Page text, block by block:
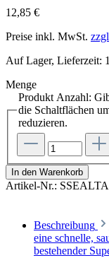
12,85 €
Preise inkl. MwSt.
Auf Lager, Lieferzeit:
Menge
Produkt Anzahl:
die Schaltflächen
reduzieren.
In den Warenkorb
Artikel-Nr.:
Beschreibung
eine schnelle,
bestehender